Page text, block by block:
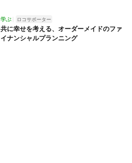
学ぶ ロコサポーター
共に幸せを考える、オーダーメイドのファ
イナンシャルプランニング